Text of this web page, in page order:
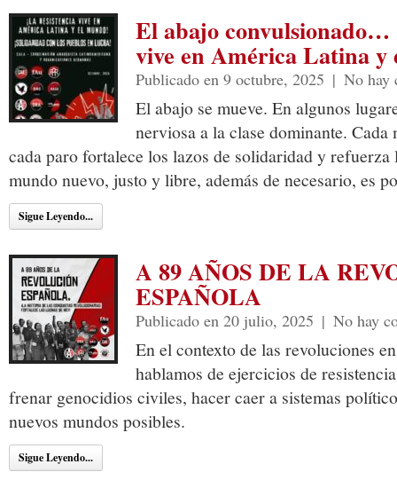
El abajo convulsionado…
vive en América Latina y
Publicado en 9 octubre, 2025 | No hay
El abajo se mueve. En algunos
nerviosa a la clase dominante. Cada
cada paro fortalece los lazos de solidaridad y
mundo nuevo, justo y libre, además de necesario, es
Sigue Leyendo...
A 89 AÑOS DE LA
ESPAÑOLA
Publicado en 20 julio, 2025 | No hay
En el contexto de las revoluciones
hablamos de ejercicios de
frenar genocidios civiles, hacer caer a sistemas
nuevos mundos posibles.
Sigue Leyendo...